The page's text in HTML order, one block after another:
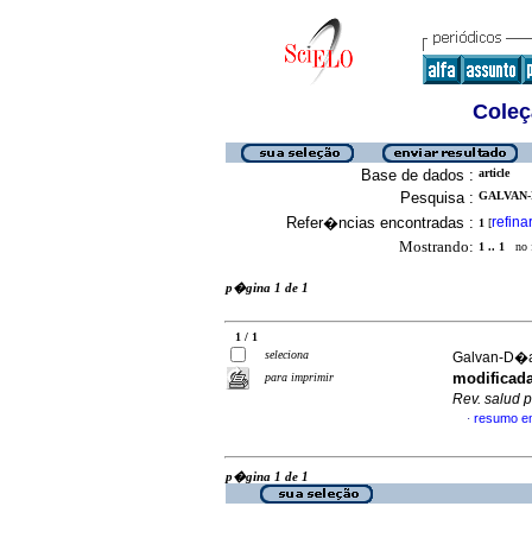
Base de dados : article
Pesquisa :
Refer�ncias encontradas : 1 [refinar
Mostrando: 1 .. 1 no
p�gina 1 de 1
1 / 1
seleciona
para imprimir
Galvan-
Rev. salud
· resumo
p�gina 1 de 1